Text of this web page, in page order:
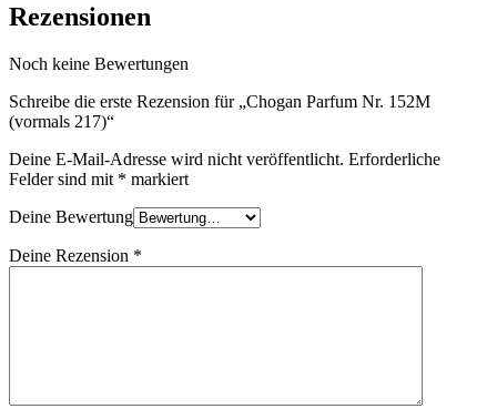
Rezensionen
Noch keine Bewertungen
Schreibe die erste Rezension für „Chogan Parfum Nr. 152M
(vormals 217)“
Deine E-Mail-Adresse wird nicht veröffentlicht. Erforderliche
Felder sind mit * markiert
Deine Bewertung
Deine Rezension *